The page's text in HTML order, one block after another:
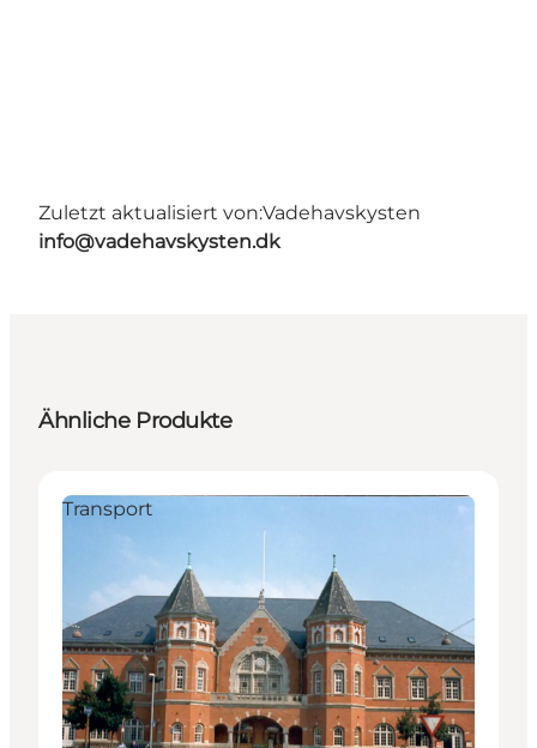
Zuletzt aktualisiert von:Vadehavskysten
info@vadehavskysten.dk
Ähnliche Produkte
Transport